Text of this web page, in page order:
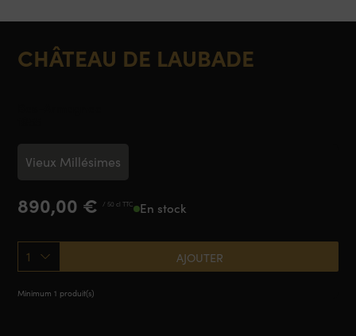
CHÂTEAU DE LAUBADE
890,00 € / 50 cl TTC En stock
1 AJOUTER
Minimum 1 produit(s)
Vieux Millésimes